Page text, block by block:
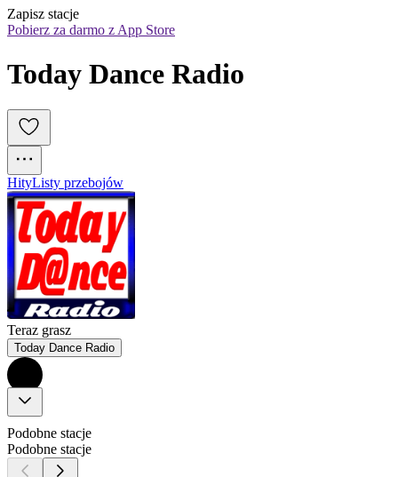
Zapisz stacje
Pobierz za darmo z App Store
Today Dance Radio
HityListy przebojów
Teraz grasz
Today Dance Radio
Podobne stacje
Podobne stacje